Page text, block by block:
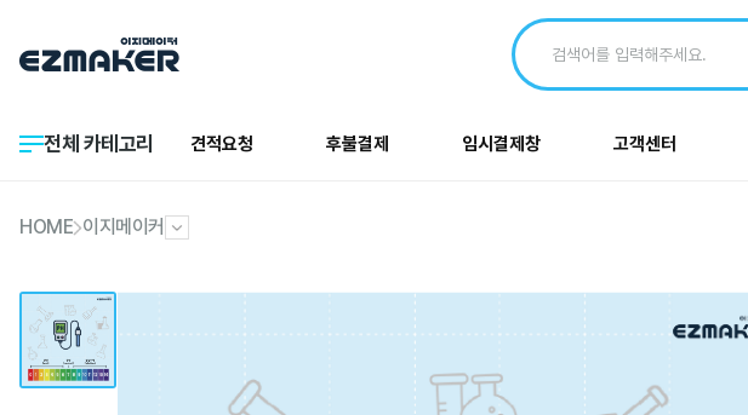
전체 카테고리 견적요청 후불결제 임시결제창 고객센터
HOME 이지메이커